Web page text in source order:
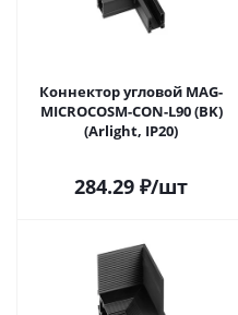
Коннектор угловой MAG-
MICROCOSM-CON-L90 (BK)
(Arlight, IP20)
284.29 ₽/шт